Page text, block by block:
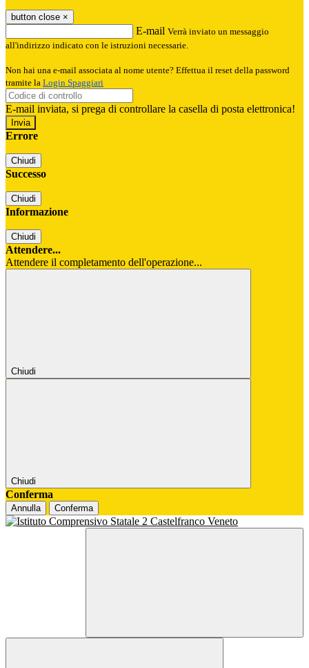
button close ×
E-mail Verrà inviato un messaggio
all'indirizzo indicato con le istruzioni necessarie.
Non hai una e-mail associata al nome utente? Effettua il reset della password
tramite la Login Spaggiari
E-mail inviata, si prega di controllare la casella di posta elettronica!
Errore
Chiudi
Successo
Chiudi
Informazione
Chiudi
Attendere...
Attendere il completamento dell'operazione...
Chiudi
Chiudi
Conferma
Annulla Conferma